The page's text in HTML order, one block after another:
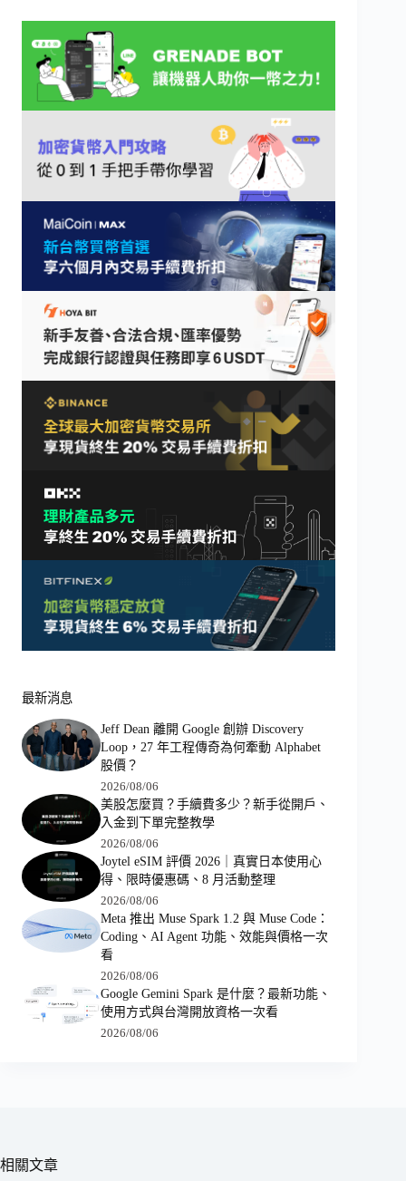
最新消息
Jeff Dean 離開 Google 創辦 Discovery
Loop，27 年工程傳奇為何牽動 Alphabet
股價？
2026/08/06
美股怎麼買？手續費多少？新手從開戶、
入金到下單完整教學
2026/08/06
Joytel eSIM 評價 2026｜真實日本使用心
得、限時優惠碼、8 月活動整理
2026/08/06
Meta 推出 Muse Spark 1.2 與 Muse Code：
Coding、AI Agent 功能、效能與價格一次
看
2026/08/06
Google Gemini Spark 是什麼？最新功能、
使用方式與台灣開放資格一次看
2026/08/06
相關文章